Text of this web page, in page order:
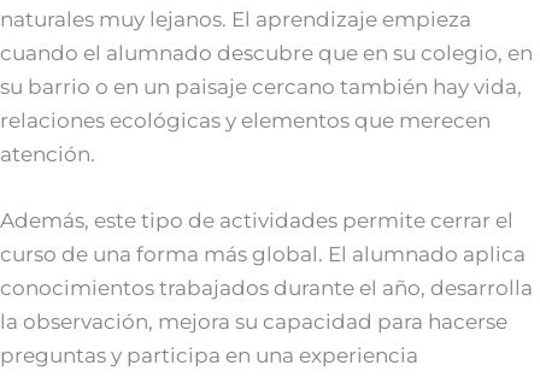
naturales muy lejanos. El aprendizaje empieza
cuando el alumnado descubre que en su colegio, en
su barrio o en un paisaje cercano también hay vida,
relaciones ecológicas y elementos que merecen
atención.
Además, este tipo de actividades permite cerrar el
curso de una forma más global. El alumnado aplica
conocimientos trabajados durante el año, desarrolla
la observación, mejora su capacidad para hacerse
preguntas y participa en una experiencia